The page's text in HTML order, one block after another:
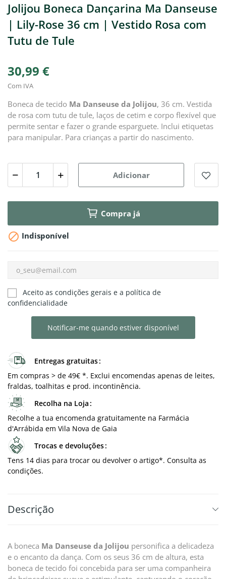
Jolijou Boneca Dançarina Ma Danseuse
| Lily-Rose 36 cm | Vestido Rosa com
Tutu de Tule
30,99 €
Com IVA
Boneca de tecido Ma Danseuse da Jolijou, 36 cm. Vestida
de rosa com tutu de tule, laços de cetim e corpo flexível que
permite sentar e fazer o grande esparguete. Inclui etiquetas
para manipular. Para crianças a partir do nascimento.
Adicionar
Compra já
 Indisponível
Aceito as condições gerais e a política de
confidencialidade
Notificar-me quando estiver disponível
Entregas gratuitas
Em compras > de 49€ *. Exclui encomendas apenas de leites,
fraldas, toalhitas e prod. incontinência.
Recolha na Loja
Recolhe a tua encomenda gratuitamente na Farmácia
d'Arrábida em Vila Nova de Gaia
Trocas e devoluções
Tens 14 dias para trocar ou devolver o artigo*. Consulta as
condições.
Descrição
A boneca Ma Danseuse da Jolijou personifica a delicadeza
e o encanto da dança. Com os seus 36 cm de altura, esta
boneca de tecido foi concebida para ser uma companheira